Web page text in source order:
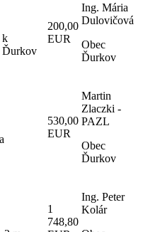
k
Ďurkov
200,00
EUR
Ing. Mária
Dulovičová
Obec
Ďurkov
530,00
EUR
Martin
Zlaczki -
PAZL
Obec
Ďurkov
1
748,80
Ing. Peter
Kolár